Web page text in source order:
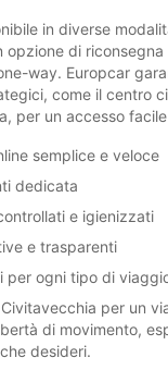
in diverse
opzione di
way. Europcar
come il centro
per un accesso
semplice e veloce
dedicata
e igienizzati
e trasparenti
per ogni tipo di
per un
di movimento,
desideri.